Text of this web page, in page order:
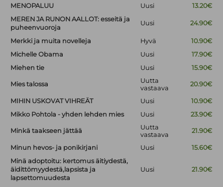
MENOPALUU
Uusi
13.20€
MEREN JA RUNON AALLOT: esseitä ja
puheenvuoroja
Uusi 24.90€
Merkki ja muita novelleja Hyvä
10.90€
Michelle Obama
Uusi
17.90€
Miehen tie
Uusi 15.90€
Mies talossa
Uutta
vastaava
20.90€
MIHIN USKOVAT VIHREÄT Uusi
10.90€
Mikko Pohtola - yhden lehden mies
Uusi 23.90€
Minkä taakseen jättää
Uutta
vastaava
21.90€
Minun hevos- ja ponikirjani Uusi
15.60€
Minä adoptoitu: kertomus äitiydestä,
äidittömyydestä,lapsista ja
lapsettomuudesta
Uusi 21.90€